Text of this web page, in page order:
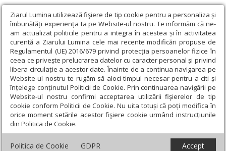
Ziarul Lumina utilizează fişiere de tip cookie pentru a personaliza și
îmbunătăți experiența ta pe Website-ul nostru. Te informăm că ne-
am actualizat politicile pentru a integra în acestea și în activitatea
curentă a Ziarului Lumina cele mai recente modificări propuse de
Regulamentul (UE) 2016/679 privind protecția persoanelor fizice în
ceea ce privește prelucrarea datelor cu caracter personal și privind
libera circulație a acestor date. Înainte de a continua navigarea pe
Website-ul nostru te rugăm să aloci timpul necesar pentru a citi și
înțelege conținutul Politicii de Cookie. Prin continuarea navigării pe
Website-ul nostru confirmi acceptarea utilizării fişierelor de tip
cookie conform Politicii de Cookie. Nu uita totuși că poți modifica în
orice moment setările acestor fişiere cookie urmând instrucțiunile
din Politica de Cookie.
Politica de Cookie GDPR Accept
Ziarul Lumina › Actualitate religioasă › Știri › Hramul bisericii din
localitatea tulceană Greci
Hramul bisericii din localitatea tulceană
Greci